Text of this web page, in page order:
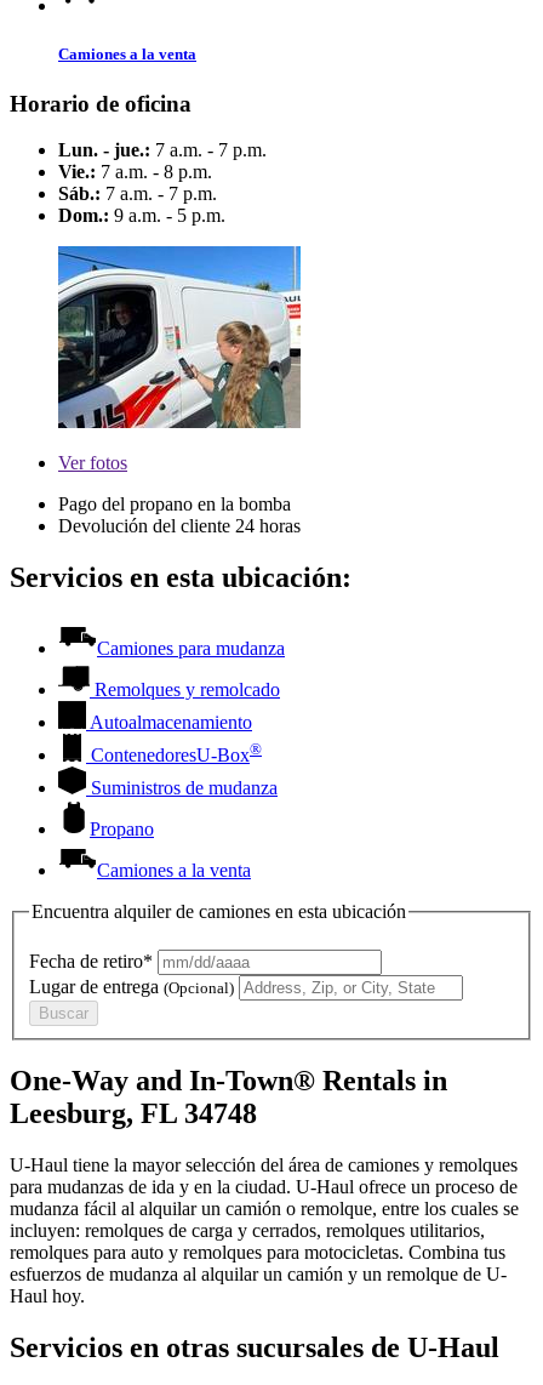
Camiones a la venta
Horario de oficina
Lun. - jue.: 7 a.m. - 7 p.m.
Vie.: 7 a.m. - 8 p.m.
Sáb.: 7 a.m. - 7 p.m.
Dom.: 9 a.m. - 5 p.m.
Verfotos
Pago del propano en la bomba
Devolución del cliente 24 horas
Servicios en esta ubicación:
Camiones para mudanza
Remolques y remolcado
Autoalmacenamiento
ContenedoresU-Box®
Suministros de mudanza
Propano
Camiones a la venta
Encuentra alquiler de camiones en esta ubicación
Fecha de retiro*
Lugar de entrega (Opcional)
Buscar
One-Way and In-Town® Rentals in
Leesburg, FL 34748
U-Haul tiene la mayor selección del área de camiones y remolques
para mudanzas de ida y en la ciudad. U-Haul ofrece un proceso de
mudanza fácil al alquilar un camión o remolque, entre los cuales se
incluyen: remolques de carga y cerrados, remolques utilitarios,
remolques para auto y remolques para motocicletas. Combina tus
esfuerzos de mudanza al alquilar un camión y un remolque de U-
Haul hoy.
Servicios en otras sucursales de U-Haul